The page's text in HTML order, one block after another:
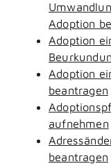
Adoption
Adoption
Adoption
beantragen
aufnehmen
beantragen